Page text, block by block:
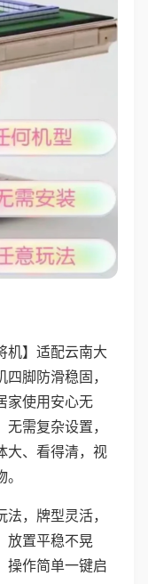
机】适配云南大
脚防滑稳固，
家使用安心无
需复杂设置，
大、看得清，视
，牌型灵活，
放置平稳不晃
操作简单一键启